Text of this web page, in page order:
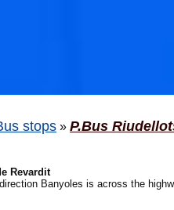
stops » P.Bus
Revardit
Banyoles is across the